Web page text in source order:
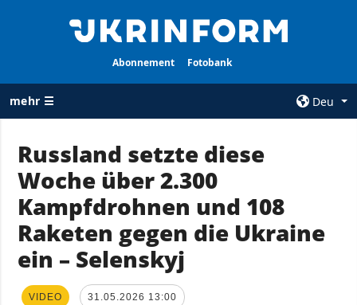
Abonnement Fotobank
mehr ☰
Deu
ALLE
RUBRIKEN
Krieg
Wiederaufbau
der Ukraine
Politik
AGENTUR
Über uns
Kontakte
Russland setzte diese
Woche über 2.300
Kampfdrohnen und 108
Raketen gegen die Ukraine
ein – Selenskyj
VIDEO 31.05.2026 13:00